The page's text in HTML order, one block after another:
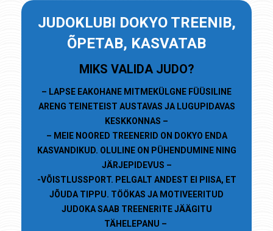
JUDOKLUBI DOKYO TREENIB,
ÕPETAB, KASVATAB
MIKS VALIDA JUDO?
– LAPSE EAKOHANE MITMEKÜLGNE FÜÜSILINE
ARENG TEINETEIST AUSTAVAS JA LUGUPIDAVAS
KESKKONNAS –
– MEIE NOORED TREENERID ON DOKYO ENDA
KASVANDIKUD. OLULINE ON PÜHENDUMINE NING
JÄRJEPIDEVUS –
-VÕISTLUSSPORT. PELGALT ANDEST EI PIISA, ET
JÕUDA TIPPU. TÖÖKAS JA MOTIVEERITUD
JUDOKA SAAB TREENERITE JÄÄGITU
TÄHELEPANU –